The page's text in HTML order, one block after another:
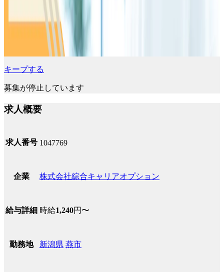
キープする
募集が停止しています
求人概要
求人番号 1047769
企業 株式会社綜合キャリアオプション
給与詳細 時給1,240円〜
勤務地 新潟県 燕市